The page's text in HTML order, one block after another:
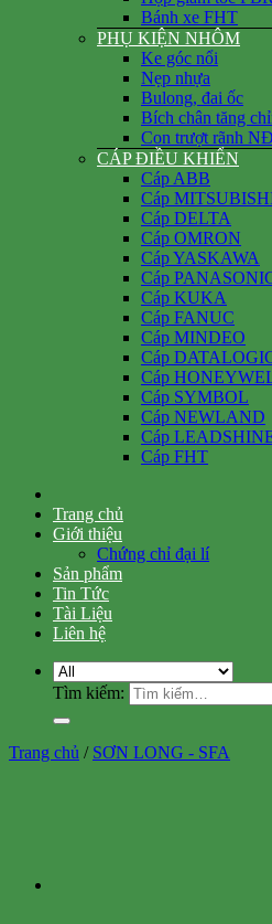
Bánh xe FHT
PHỤ KIỆN NHÔM
Ke góc nổi
Nẹp nhựa
Bulong, đai ốc
Bích chân tăng
Con trượt rãnh
CÁP ĐIỀU KHIỂN
Cáp ABB
Cáp
Cáp DELTA
Cáp OMRON
Cáp YASKAWA
Cáp
Cáp KUKA
Cáp FANUC
Cáp MINDEO
Cáp
Cáp
Cáp SYMBOL
Cáp NEWLAND
Cáp
Cáp FHT
Trang chủ
Giới thiệu
Chứng chỉ đại lí
Sản phẩm
Tin Tức
Tài Liệu
Liên hệ
Tìm kiếm:
Trang chủ / SƠN LONG - SFA